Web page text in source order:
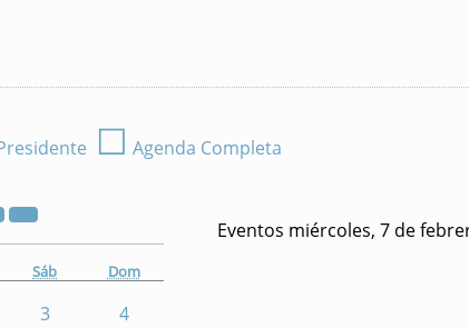
☐ Agenda Completa
Sáb Dom
3 4
Eventos miércoles, 7 de